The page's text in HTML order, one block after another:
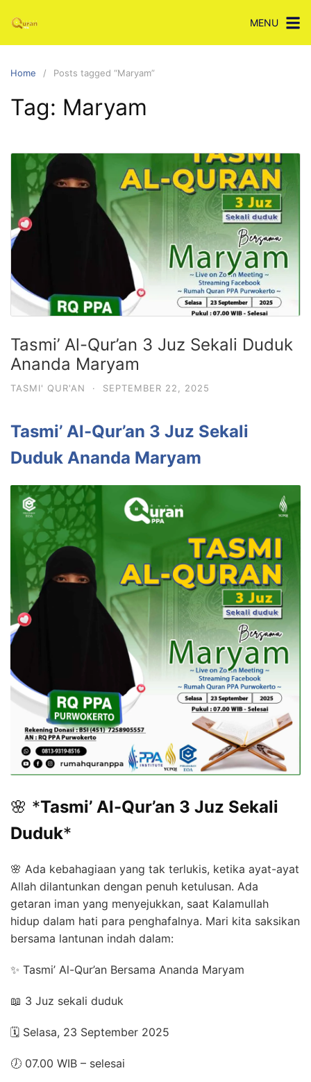
content
MENU
Home Posts tagged “Maryam”
Tag: Maryam
Tasmi’ Al-Qur’an 3 Juz Sekali Duduk
Ananda Maryam
TASMI' QUR'AN · SEPTEMBER 22, 2025
Tasmi’ Al-Qur’an 3 Juz Sekali
Duduk Ananda Maryam
🌸 *Tasmi’ Al-Qur’an 3 Juz Sekali
Duduk*
🌸 Ada kebahagiaan yang tak terlukis, ketika ayat-ayat
Allah dilantunkan dengan penuh ketulusan. Ada
getaran iman yang menyejukkan, saat Kalamullah
hidup dalam hati para penghafalnya. Mari kita saksikan
bersama lantunan indah dalam:
✨ Tasmi’ Al-Qur’an Bersama Ananda Maryam
📖 3 Juz sekali duduk
🗓 Selasa, 23 September 2025
🕖 07.00 WIB – selesai